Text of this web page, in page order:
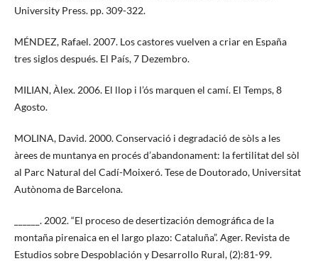
University Press. pp. 309-322.
MÉNDEZ, Rafael. 2007. Los castores vuelven a criar en España
tres siglos después. El País, 7 Dezembro.
MILIAN, Àlex. 2006. El llop i l’ós marquen el camí. El Temps, 8
Agosto.
MOLINA, David. 2000. Conservació i degradació de sòls a les
àrees de muntanya en procés d’abandonament: la fertilitat del sòl
al Parc Natural del Cadí-Moixeró. Tese de Doutorado, Universitat
Autònoma de Barcelona.
______. 2002. “El proceso de desertización demográfica de la
montaña pirenaica en el largo plazo: Cataluña”. Ager. Revista de
Estudios sobre Despoblación y Desarrollo Rural, (2):81-99.